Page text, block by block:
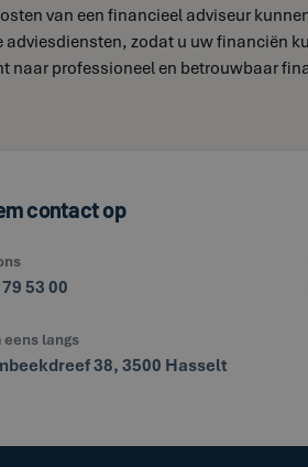
van een financieel adviseur
zodat u uw financiën
professioneel en betrouwbaar
contact op
53 00
eens langs
38, 3500 Hasselt